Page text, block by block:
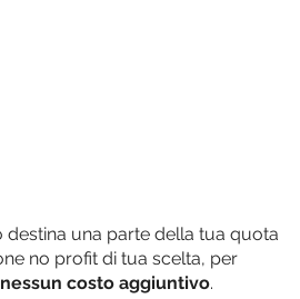
destina una parte della tua quota
no profit di tua scelta, per
costo aggiuntivo.